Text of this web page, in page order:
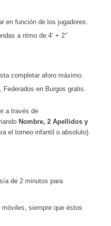
en función de los jugadores.
a ritmo de 4’ + 2‘’
completar aforo máximo.
Federados en Burgos gratis.
a través de
Nombre, 2 Apellidos y
el torneo infantil o absoluto).
de 2 minutos para
siempre que éstos